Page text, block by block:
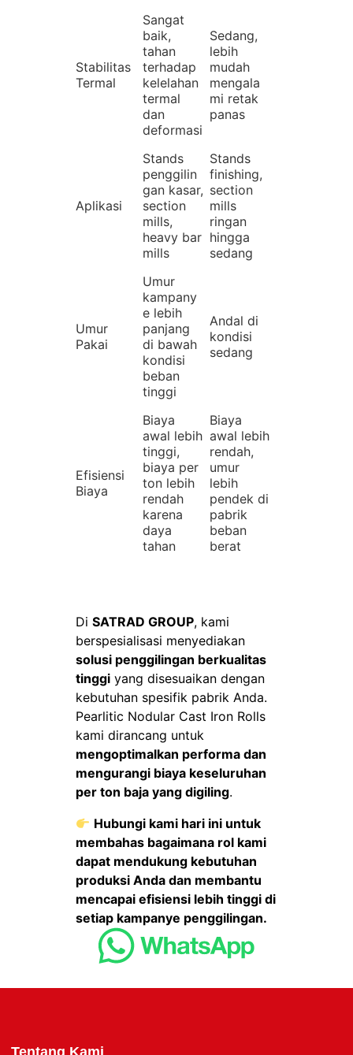
Stabilitas
Termal
Sangat
baik,
tahan
terhadap
kelelahan
termal
dan
deformasi
Sedang,
lebih
mudah
mengala
mi retak
panas
Aplikasi
Stands
penggilin
gan kasar,
section
mills,
heavy bar
mills
Stands
finishing,
section
mills
ringan
hingga
sedang
Umur
Pakai
Umur
kampany
e lebih
panjang
di bawah
kondisi
beban
tinggi
Andal di
kondisi
sedang
Efisiensi
Biaya
Biaya
awal lebih
tinggi,
biaya per
ton lebih
rendah
karena
daya
tahan
Biaya
awal lebih
rendah,
umur
lebih
pendek di
pabrik
beban
berat
Di SATRAD GROUP, kami
berspesialisasi menyediakan
solusi penggilingan berkualitas
tinggiyang disesuaikan dengan
kebutuhan spesifik pabrik Anda.
Pearlitic Nodular Cast Iron Rolls
kami dirancang untuk
mengoptimalkan performa dan
mengurangi biaya keseluruhan
per ton baja yang digiling.
Hubungi kami hari ini untuk
membahas bagaimana rol kami
dapat mendukung kebutuhan
produksi Anda dan membantu
mencapai efisiensi lebih tinggi di
setiap kampanye penggilingan.